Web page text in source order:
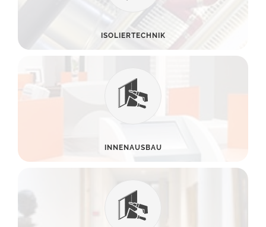
ISOLIERTECHNIK
INNENAUSBAU